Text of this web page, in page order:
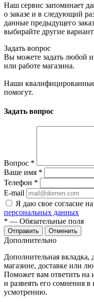
Наш сервис запоминает
о заказе и в следующий
данные предыдущего
выбирайте другие
Задать вопрос
Вы можете задать любой
или работе магазина.
Наши квалифицированные
помогут.
Задать вопрос
Вопрос *
Ваше имя *
Телефон *
E-mail
Я даю свое согласие на
персональных данных
* — Обязательные поля
Отменить
Дополнительно
Дополнительная
магазине, доставке или
Поможет вам ответить на
и развеять его сомнения
усмотрению.